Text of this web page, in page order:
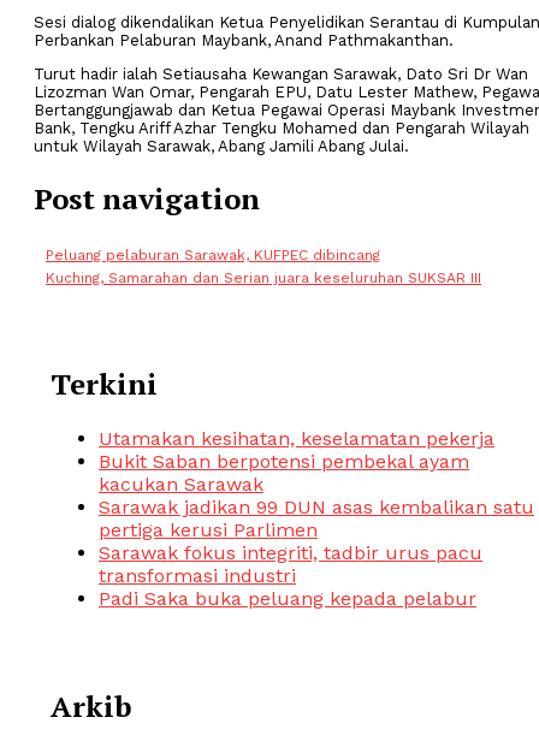
Sesi dialog dikendalikan Ketua Penyelidikan Serantau di Kumpulan
Perbankan Pelaburan Maybank, Anand Pathmakanthan.
Turut hadir ialah Setiausaha Kewangan Sarawak, Dato Sri Dr Wan
Lizozman Wan Omar, Pengarah EPU, Datu Lester Mathew,
Bertanggungjawab dan Ketua Pegawai Operasi Maybank
Bank, Tengku Ariff Azhar Tengku Mohamed dan Pengarah Wilayah
untuk Wilayah Sarawak, Abang Jamili Abang Julai.
Post navigation
Peluang pelaburan Sarawak, KUFPEC dibincang
Kuching, Samarahan dan Serian juara keseluruhan SUKSAR III
Terkini
Utamakan kesihatan, keselamatan pekerja
Bukit Saban berpotensi pembekal ayam
kacukan Sarawak
Sarawak jadikan 99 DUN asas kembalikan satu
pertiga kerusi Parlimen
Sarawak fokus integriti, tadbir urus pacu
transformasi industri
Padi Saka buka peluang kepada pelabur
Arkib